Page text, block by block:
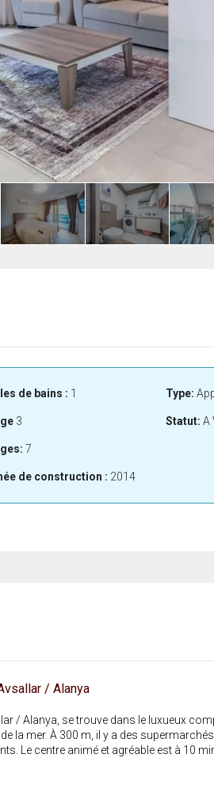
de bains : 1
3
7
de construction : 2014
Type:
Statut: A
/ Alanya
/ Alanya, se trouve dans le luxueux
la mer. À 300 m, il y a des
Le centre animé et agréable est à 10